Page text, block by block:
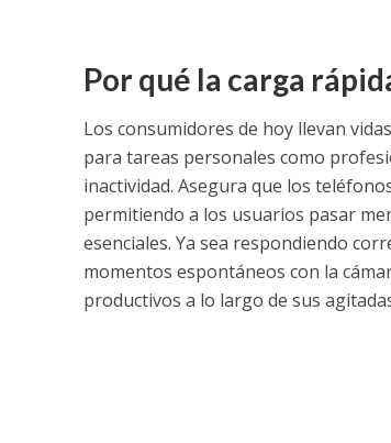
Por qué la carga
Los consumidores de hoy llevan
para tareas personales como
inactividad. Asegura que los
permitiendo a los usuarios pasar
esenciales. Ya sea respondiendo
momentos espontáneos con la
productivos a lo largo de sus